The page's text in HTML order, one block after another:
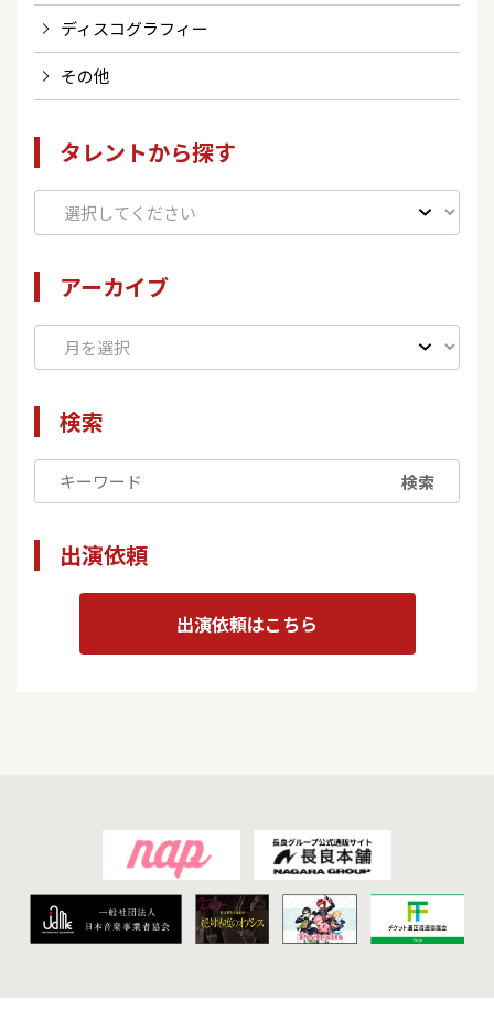
ディスコグラフィー
その他
タレントから探す
アーカイブ
検索
検索
出演依頼
出演依頼はこちら